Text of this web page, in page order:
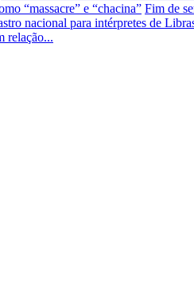
“massacre” e “chacina” Fim de
nacional para intérpretes de
relação...